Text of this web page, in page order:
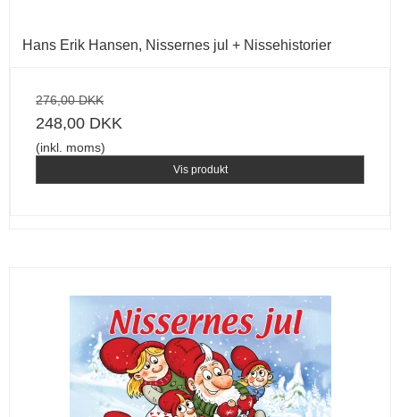
Hans Erik Hansen, Nissernes jul + Nissehistorier
276,00 DKK
248,00 DKK
(inkl. moms)
Vis produkt